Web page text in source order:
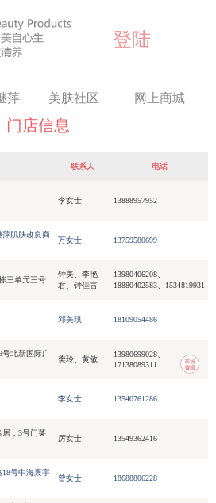
登陆
萍 美肤社区 网上商城
门店信息
联系人 电话
李女士 13888957952
萍肌肤改良商
万女士 13759580699
三单元三号
钟美、李艳
君、钟佳言
13980406208、
18880402583、1534819931
邓美琪 18109054486
号北新国际广
樊玲、黄敏
13980699028、
17138089311
李女士 13540761286
居，3号门菜
厉女士 13549362416
号中海寰宇
曾女士 18688806228